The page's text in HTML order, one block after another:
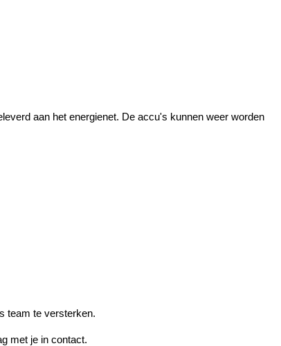
aan het energienet. De accu's kunnen weer worden
team te versterken.
met je in contact.